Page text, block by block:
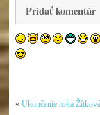
« Ukončenie roka Žítková